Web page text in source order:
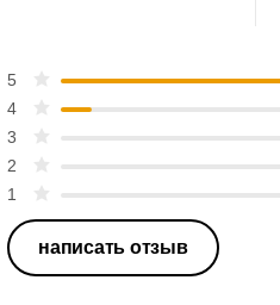
5
4
3
2
1
написать отзыв